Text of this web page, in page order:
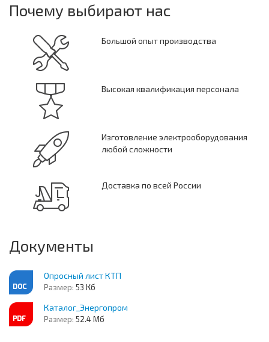
Почему выбирают нас
Большой опыт производства
Высокая квалификация персонала
Изготовление электрооборудования
любой сложности
Доставка по всей России
Документы
Опросный лист КТП
Размер: 53 Кб
Каталог_Энергопром
Размер: 52.4 Мб